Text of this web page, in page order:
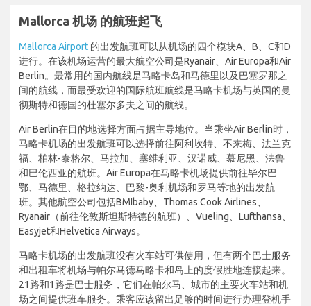
Mallorca 机场 的航班起飞
Mallorca Airport 的出发航班可以从机场的四个模块A、B、C和D
进行。在该机场运营的最大航空公司是Ryanair、Air Europa和Air
Berlin。最常用的国内航线是马略卡岛和马德里以及巴塞罗那之
间的航线，而最受欢迎的国际航班航线是马略卡机场与英国的曼
彻斯特和德国的杜塞尔多夫之间的航线。
Air Berlin在目的地选择方面占据主导地位。当乘坐Air Berlin时，
马略卡机场的出发航班可以选择前往阿利坎特、不来梅、法兰克
福、柏林-泰格尔、马拉加、塞维利亚、汉诺威、慕尼黑、法鲁
和巴伦西亚的航班。Air Europa在马略卡机场提供前往毕尔巴
鄂、马德里、格拉纳达、巴黎-奥利机场和罗马等地的出发航
班。其他航空公司包括BMIbaby、Thomas Cook Airlines、
Ryanair（前往伦敦斯坦斯特德的航班）、Vueling、Lufthansa、
Easyjet和Helvetica Airways。
马略卡机场的出发航班没有火车站可供使用，但有两个巴士服务
和出租车将机场与帕尔马德马略卡和岛上的度假胜地连接起来。
21路和1路是巴士服务，它们在帕尔马、城市的主要火车站和机
场之间提供班车服务。乘客应该留出足够的时间进行办理登机手